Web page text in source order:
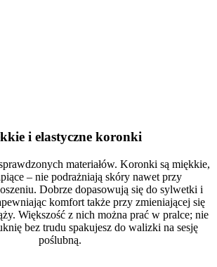
i elastyczne koronki
materiałów. Koronki są miękkie,
– nie podrażniają skóry nawet przy
Dobrze dopasowują się do sylwetki i
komfort także przy zmieniającej się
Większość z nich można prać w pralce; nie
bez trudu spakujesz do walizki na sesję
poślubną.